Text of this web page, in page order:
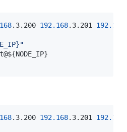
.3.200 192.168.3.201 192.168
"
${NODE_IP}
.3.200 192.168.3.201 192.168